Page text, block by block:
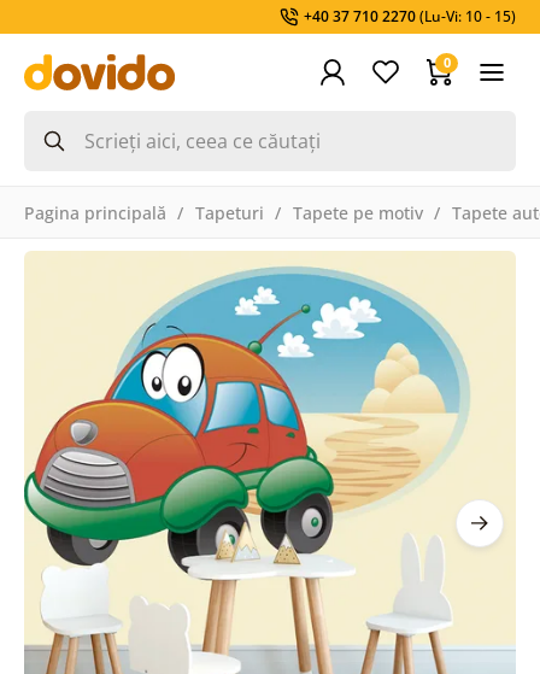
+40 37 710 2270(Lu-Vi: 10 - 15)
0
Pagina principală Tapeturi Tapete pe motiv Tapete